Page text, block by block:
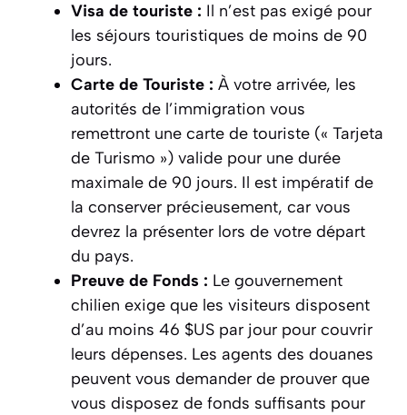
Visa de touriste : Il n’est pas exigé pour
les séjours touristiques de moins de 90
jours.
Carte de Touriste : À votre arrivée, les
autorités de l’immigration vous
remettront une carte de touriste (« Tarjeta
de Turismo ») valide pour une durée
maximale de 90 jours. Il est impératif de
la conserver précieusement, car vous
devrez la présenter lors de votre départ
du pays.
Preuve de Fonds : Le gouvernement
chilien exige que les visiteurs disposent
d’au moins 46 $US par jour pour couvrir
leurs dépenses. Les agents des douanes
peuvent vous demander de prouver que
vous disposez de fonds suffisants pour